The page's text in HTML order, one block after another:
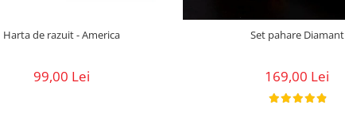
Harta de razuit - America
99,00 Lei
Set pahare Diamant
169,00 Lei